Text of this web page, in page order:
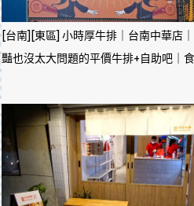
[台南][東區] 小時厚牛排｜台南中華店
豔也沒太大問題的平價牛排+自助吧｜